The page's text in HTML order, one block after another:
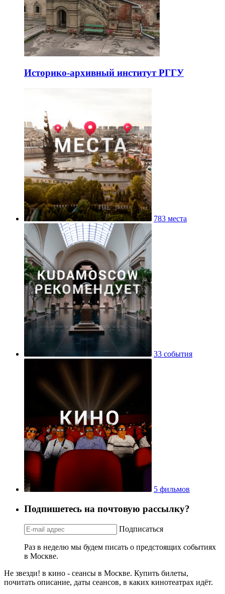
Историко-архивный институт РГГУ
783 места
33 события
5 фильмов
Подпишетесь на почтовую рассылку?
Подписаться
Раз в неделю мы будем писать о предстоящих событиях
в Москве.
Не звезди! в кино - сеансы в Москве. Купить билеты,
почитать описание, даты сеансов, в каких кинотеатрах идёт.